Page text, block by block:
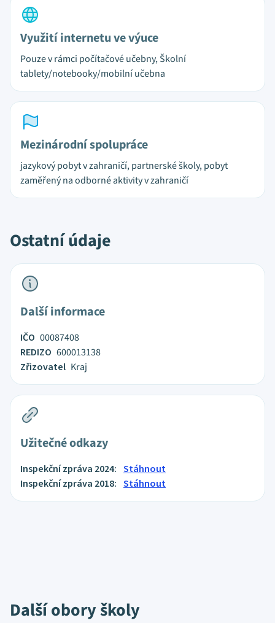
Využití internetu ve výuce
Pouze v rámci počítačové učebny, Školní
tablety/notebooky/mobilní učebna
Mezinárodní spolupráce
jazykový pobyt v zahraničí, partnerské školy, pobyt
zaměřený na odborné aktivity v zahraničí
Ostatní údaje
Další informace
IČO 00087408
REDIZO 600013138
Zřizovatel Kraj
Užitečné odkazy
Inspekční zpráva 2024: Stáhnout
Inspekční zpráva 2018: Stáhnout
Další obory školy